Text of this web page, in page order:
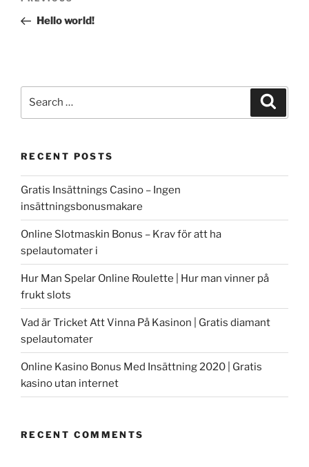
PostHello world!
RECENT POSTS
Gratis Insättnings Casino – Ingen
insättningsbonusmakare
Online Slotmaskin Bonus – Krav för att ha
spelautomater i
Hur Man Spelar Online Roulette | Hur man vinner på
frukt slots
Vad är Tricket Att Vinna På Kasinon | Gratis diamant
spelautomater
Online Kasino Bonus Med Insättning 2020 | Gratis
kasino utan internet
RECENT COMMENTS